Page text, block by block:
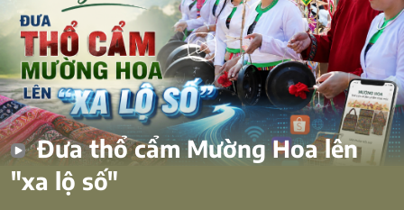
Đưa thổ cẩm Mường Hoa lên
"xa lộ số"